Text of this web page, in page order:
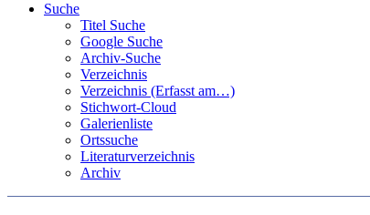
Suche
Titel Suche
Google Suche
Archiv-Suche
Verzeichnis
Verzeichnis (Erfasst am…)
Stichwort-Cloud
Galerienliste
Ortssuche
Literaturverzeichnis
Archiv